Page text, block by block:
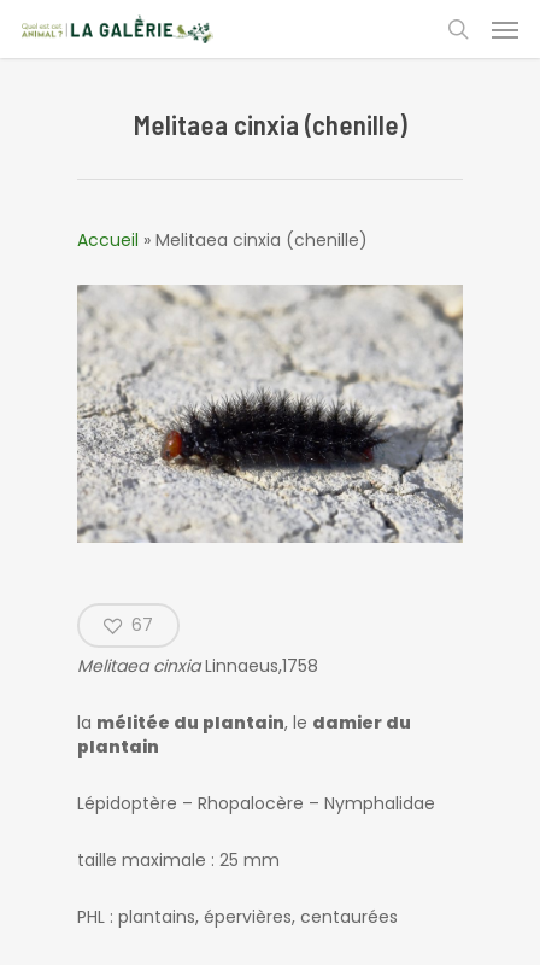
main
search
Melitaea cinxia (chenille)
Accueil » Melitaea cinxia (chenille)
67
Melitaea cinxiaLinnaeus,1758
la mélitée du plantain, le damier du
plantain
Lépidoptère – Rhopalocère – Nymphalidae
taille maximale : 25 mm
PHL : plantains, épervières, centaurées